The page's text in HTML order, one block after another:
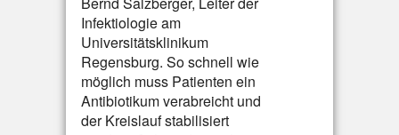
Infektiologie am
Universitätsklinikum
Regensburg. So schnell wie
möglich muss Patienten ein
Antibiotikum verabreicht und
der Kreislauf stabilisiert